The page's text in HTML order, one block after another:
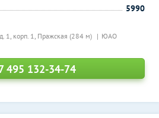
1, корп. 1, Пражская (284 м) ЮАО
5990
495 132-34-74